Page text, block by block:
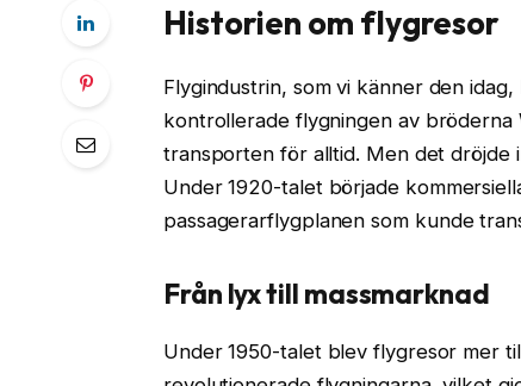
Historien om flygresor
Flygindustrin, som vi känner den
kontrollerade flygningen av bröderna
transporten för alltid. Men det dröjde
Under 1920-talet började
passagerarflygplanen som kunde
Från lyx till massmarknad
Under 1950-talet blev flygresor mer